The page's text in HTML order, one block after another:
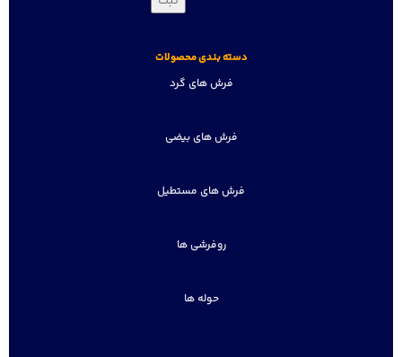
دسته بندی محصولات
فرش های گرد
فرش های بیضی
فرش های مستطیل
روفرشی ها
حوله ها